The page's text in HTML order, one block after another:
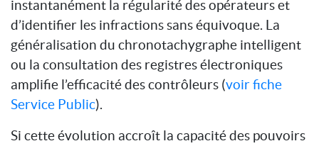
instantanément la régularité des opérateurs et
d’identifier les infractions sans équivoque. La
généralisation du chronotachygraphe intelligent
ou la consultation des registres électroniques
amplifie l’efficacité des contrôleurs (voir fiche
Service Public).
Si cette évolution accroît la capacité des pouvoirs